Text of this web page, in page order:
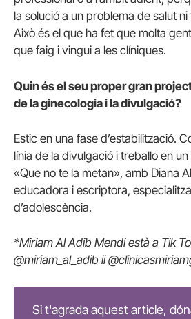
la solució a un problema de salut
Això és el que ha fet que molta
que faig i vingui a les clíniques.
Quin és el seu proper gran
de la ginecologia i la divulgació?
Estic en una fase d’estabilització.
línia de la divulgació i treballo en
«Que no te la metan», amb Diana
educadora i escriptora,
d’adolescència.
*Miriam Al Adib Mendi està a Tik
@miriam_al_adib ii
Si t'agrada aquest article,